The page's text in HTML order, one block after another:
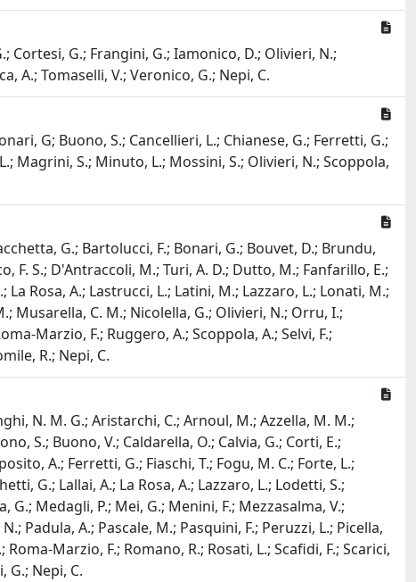
Cortesi, G.; Frangini, G.; Iamonico, D.; Olivieri, N.;
A.; Tomaselli, V.; Veronico, G.; Nepi, C.
G; Buono, S.; Cancellieri, L.; Chianese, G.; Ferretti, G.;
Magrini, S.; Minuto, L.; Mossini, S.; Olivieri, N.; Scoppola,
G.; Bartolucci, F.; Bonari, G.; Bouvet, D.; Brundu,
F. S.; D'Antraccoli, M.; Turi, A. D.; Dutto, M.; Fanfarillo, E.;
La Rosa, A.; Lastrucci, L.; Latini, M.; Lazzaro, L.; Lonati, M.;
Musarella, C. M.; Nicolella, G.; Olivieri, N.; Orru, I.;
Marzio, F.; Ruggero, A.; Scoppola, A.; Selvi, F.;
R.; Nepi, C.
N. M. G.; Aristarchi, C.; Arnoul, M.; Azzella, M. M.;
S.; Buono, V.; Caldarella, O.; Calvia, G.; Corti, E.;
A.; Ferretti, G.; Fiaschi, T.; Fogu, M. C.; Forte, L.;
G.; Lallai, A.; La Rosa, A.; Lazzaro, L.; Lodetti, S.;
Medagli, P.; Mei, G.; Menini, F.; Mezzasalma, V.;
Padula, A.; Pascale, M.; Pasquini, F.; Peruzzi, L.; Picella,
Marzio, F.; Romano, R.; Rosati, L.; Scafidi, F.; Scarici,
G.; Nepi, C.